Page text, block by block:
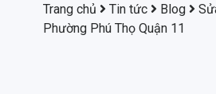
Trang chủ Tin tức Blog
Phường Phú Thọ Quận 11